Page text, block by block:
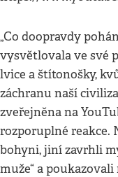
„Co doopravdy
vysvětlovala ve své
lvice a štítonošky,
záchranu naší
zveřejněna na
rozporuplné reakce.
bohyni, jiní zavrhli
muže“ a